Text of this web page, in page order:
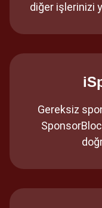
diğer işlerinizi
Gereksiz